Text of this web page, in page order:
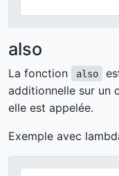
also
La fonction also
additionnelle sur un
elle est appelée.
Exemple avec